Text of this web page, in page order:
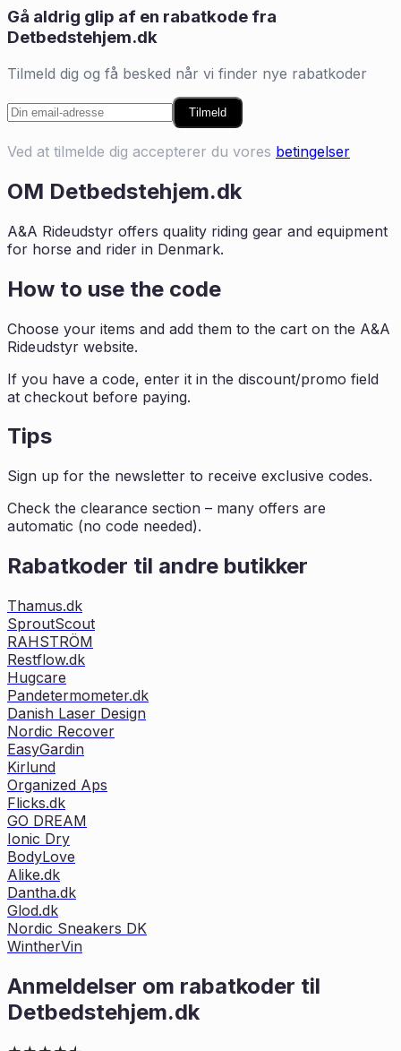
Gå aldrig glip af en rabatkode fra
Detbedstehjem.dk
Tilmeld dig og få besked når vi finder nye rabatkoder
Tilmeld
Ved at tilmelde dig accepterer du vores betingelser
OM Detbedstehjem.dk
A&A Rideudstyr offers quality riding gear and equipment
for horse and rider in Denmark.
How to use the code
Choose your items and add them to the cart on the A&A
Rideudstyr website.
If you have a code, enter it in the discount/promo field
at checkout before paying.
Tips
Sign up for the newsletter to receive exclusive codes.
Check the clearance section – many offers are
automatic (no code needed).
Rabatkoder til andre butikker
Thamus.dk
SproutScout
RAHSTRÖM
Restflow.dk
Hugcare
Pandetermometer.dk
Danish Laser Design
Nordic Recover
EasyGardin
Kirlund
Organized Aps
Flicks.dk
GO DREAM
Ionic Dry
BodyLove
Alike.dk
Dantha.dk
Glod.dk
Nordic Sneakers DK
WintherVin
Anmeldelser om rabatkoder til
Detbedstehjem.dk